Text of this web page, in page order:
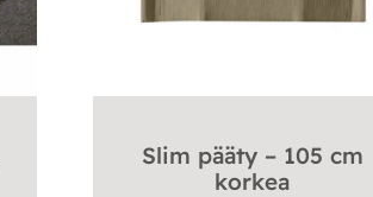
Slim pääty – 105 cm
korkea